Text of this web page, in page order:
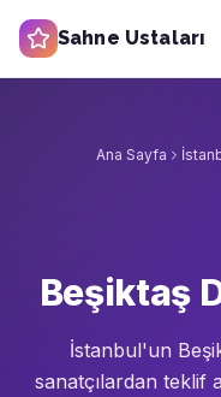
Sahne Ustaları
Ana Sayfa
Beşiktaş
İstanbul'un
sanatçılardan teklif